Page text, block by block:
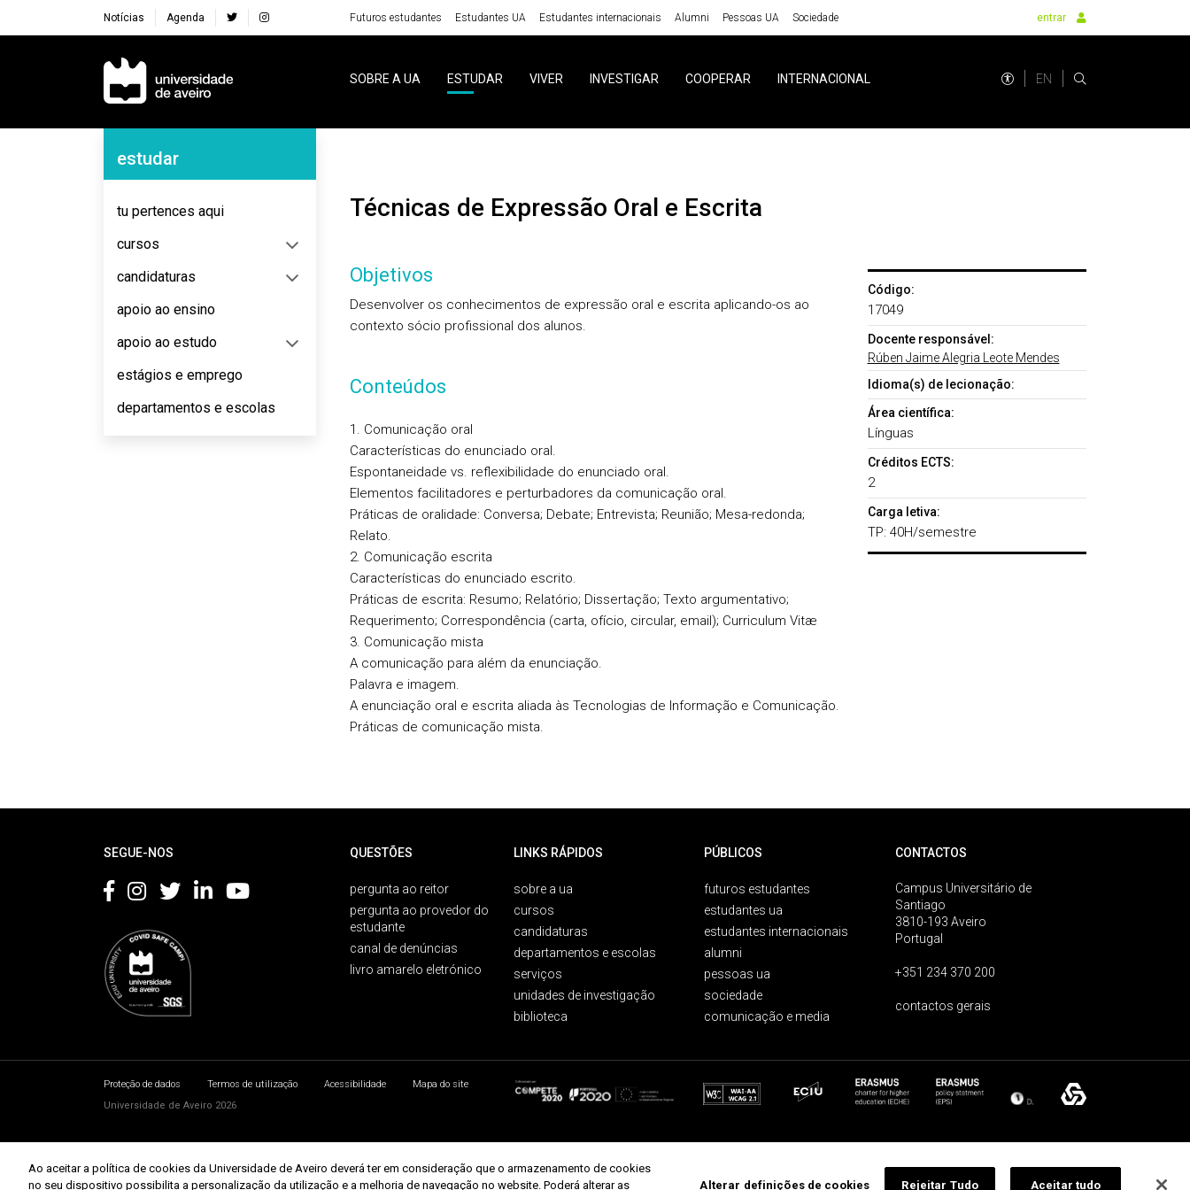
Notícias Agenda Futuros estudantes Estudantes UA Estudantes internacionais Alumni Pessoas UA Sociedade entrar
Navegação Principal
SOBRE A UA ESTUDAR VIVER INVESTIGAR COOPERAR INTERNACIONAL EN
Navegação Lateral
estudar
tu pertences aqui
cursos
candidaturas
apoio ao ensino
apoio ao estudo
estágios e emprego
departamentos e escolas
Técnicas de Expressão Oral e Escrita
Objetivos
Desenvolver os conhecimentos de expressão oral e escrita aplicando-os ao
contexto sócio profissional dos alunos.
Conteúdos
1. Comunicação oral
Características do enunciado oral.
Espontaneidade vs. reflexibilidade do enunciado oral.
Elementos facilitadores e perturbadores da comunicação oral.
Práticas de oralidade: Conversa; Debate; Entrevista; Reunião; Mesa-redonda;
Relato.
2. Comunicação escrita
Características do enunciado escrito.
Práticas de escrita: Resumo; Relatório; Dissertação; Texto argumentativo;
Requerimento; Correspondência (carta, ofício, circular, email); Curriculum Vitæ
3. Comunicação mista
A comunicação para além da enunciação.
Palavra e imagem.
A enunciação oral e escrita aliada às Tecnologias de Informação e Comunicação.
Práticas de comunicação mista.
Código:
17049
Docente responsável:
Rúben Jaime Alegria Leote Mendes
Idioma(s) de lecionação:
Área científica:
Línguas
Créditos ECTS:
2
Carga letiva:
TP: 40H/semestre
SEGUE-NOS QUESTÕES
pergunta ao reitor
pergunta ao provedor do
estudante
canal de denúncias
livro amarelo eletrónico
LINKS RÁPIDOS
sobre a ua
cursos
candidaturas
departamentos e escolas
serviços
unidades de investigação
biblioteca
PÚBLICOS
futuros estudantes
estudantes ua
estudantes internacionais
alumni
pessoas ua
sociedade
comunicação e media
CONTACTOS
Campus Universitário de
Santiago
3810-193 Aveiro
Portugal
+351 234 370 200
contactos gerais
Proteção de dados Termos de utilização Acessibilidade
Mapa do site
Universidade de Aveiro 2026
Ao aceitar a política de cookies da Universidade de Aveiro deverá ter em consideração que o armazenamento de cookies
no seu dispositivo possibilita a personalização da utilização e a melhoria de navegação no website. Poderá alterar as
Alterar definições de cookies Rejeitar Tudo Aceitar tudo